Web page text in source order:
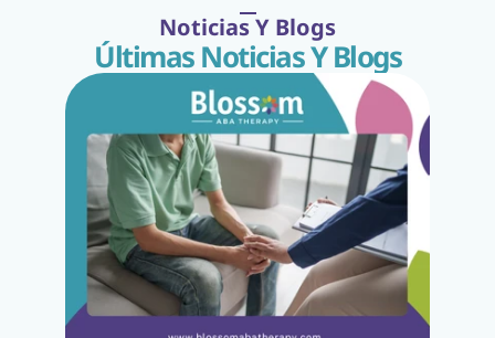
Noticias Y Blogs
Últimas Noticias Y Blogs